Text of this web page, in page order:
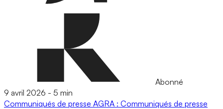
Abonné
9 avril 2026 - 5 min
Communiqués de presse AGRA : Communiqués de presse